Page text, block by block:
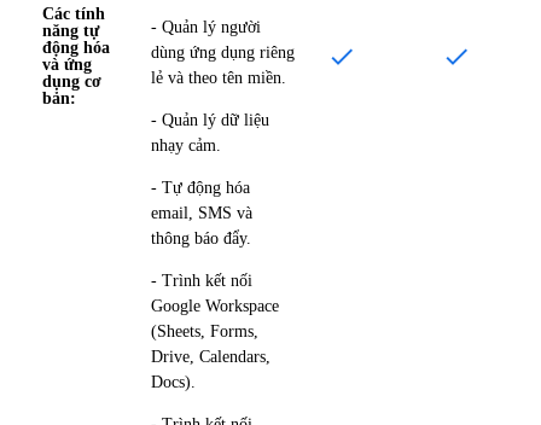
Các tính
năng tự
động hóa
và ứng
dụng cơ
bản:
- Quản lý người
dùng ứng dụng riêng
lẻ và theo tên miền.
- Quản lý dữ liệu
nhạy cảm.
- Tự động hóa
email, SMS và
thông báo đẩy.
- Trình kết nối
Google Workspace
(Sheets, Forms,
Drive, Calendars,
Docs).